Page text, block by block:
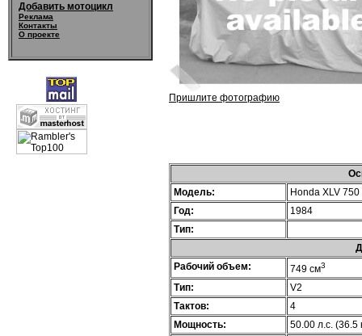
Добавить мотоцикл
Реклама
Контакты
О проекте
Пришлите фотографию
Модель:
Honda XLV
Год:
1984
Тип:
Рабочий объем:
749 см3
Тип:
V2
Тактов:
4
Мощность:
50.00 л.с. (36.5